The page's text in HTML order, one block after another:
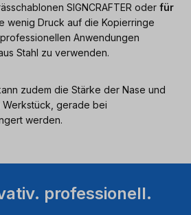
SIGNCRAFTER oder für
wenig Druck auf die Kopierringe
Anwendungen
Stahl zu verwenden.
zudem die Stärke der Nase und
Werkstück, gerade bei
werden.
professionell.